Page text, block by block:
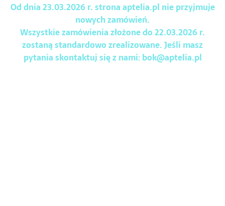
Od dnia 23.03.2026 r. strona aptelia.pl nie przyjmuje
nowych zamówień.
Wszystkie zamówienia złożone do 22.03.2026 r.
zostaną standardowo zrealizowane. Jeśli masz
pytania skontaktuj się z nami:bok@aptelia.pl